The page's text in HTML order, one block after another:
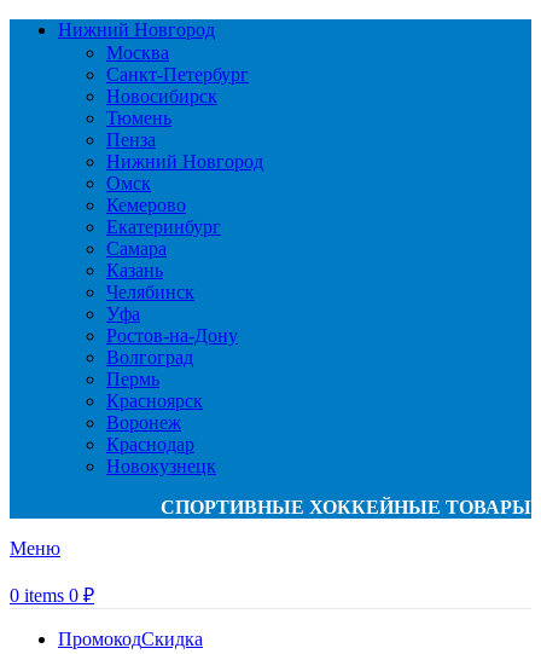
Нижний Новгород
Москва
Санкт-Петербург
Новосибирск
Тюмень
Пенза
Нижний Новгород
Омск
Кемерово
Екатеринбург
Самара
Казань
Челябинск
Уфа
Ростов-на-Дону
Волгоград
Пермь
Красноярск
Воронеж
Краснодар
Новокузнецк
СПОРТИВНЫЕ ХОККЕЙНЫЕ ТОВАРЫ
Меню
0 items 0 ₽
ПромокодСкидка